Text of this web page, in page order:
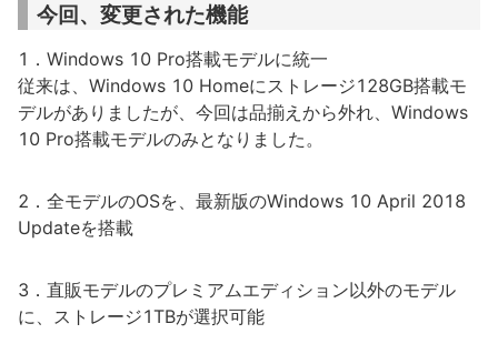
今回、変更された機能
1．Windows 10 Pro搭載モデルに統一
従来は、Windows 10 Homeにストレージ128GB搭載モ
デルがありましたが、今回は品揃えから外れ、Windows
10 Pro搭載モデルのみとなりました。
2．全モデルのOSを、最新版のWindows 10 April 2018
Updateを搭載
3．直販モデルのプレミアムエディション以外のモデル
に、ストレージ1TBが選択可能